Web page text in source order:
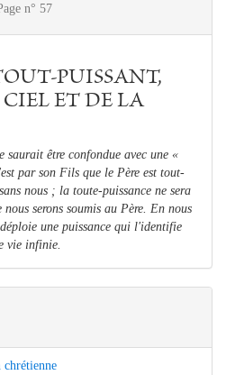
n° 57
PUISSANT,
ET DE LA
saurait être confondue avec une «
par son Fils que le Père est tout-
nous ; la toute-puissance ne sera
serons soumis au Père. En nous
une puissance qui l'identifie
vie infinie.
chrétienne